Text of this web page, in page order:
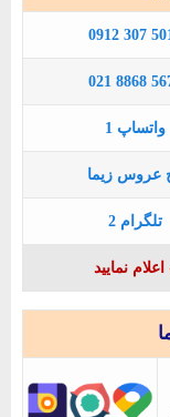
0912 307
021 8868
واتساپ 1
عروس زیما
تلگرام 2
نمایید